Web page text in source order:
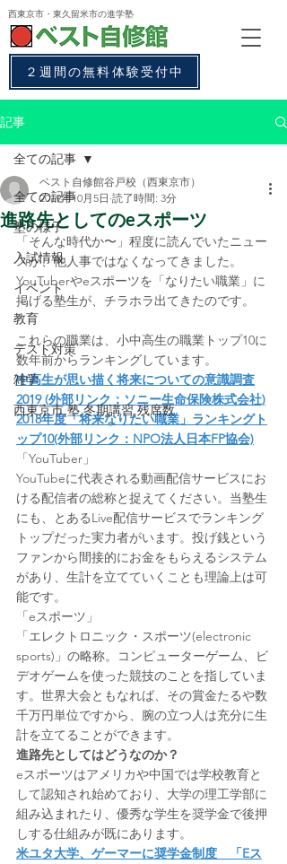
西東京市・東久留米市の進学塾
２週間の無料体験受付中
記事
全ての記事
塾の様子
入試情報
イベント
教育
テスト対策
雑学
西東京市,塾,冬期講習,残席数
全ての記事
進路先としてのeスポーツ
ベスト自修館谷戸校（西東京市）
2019年10月5日 読了時間: 3分
「そんな時代か〜」程度に読んでいたニュー
スが、他人事ではなくなってきました。
YouTuberやeスポーツを「なりたい職業」に
掲げる塾生が、チラホラ出てきたのです。
これらの職業は、小中高生の職業トップ10に
数年前からランキングしています。
中高生が思い描く将来についての意識調査
2019 (外部リンク：ソニー生命保険株式会社)
2018年度「将来なりたい職業」ランキングト
ップ10(外部リンク：NPO法人日本FP協会)
「YouTuber」
YouTubeに代表される動画配信サービスにお
ける配信者の総称と捉えてください。当塾生
にも、とあるLive配信サービスでランキング
トップだった実力者がいます。投げ銭という
ファンから間接的にお金をもらえるシステム
があり、生計を立てていくことも理論上は可
能です。
「eスポーツ」
「エレクトロニック・スポーツ(electronic
sports)」の略称。コンピューターゲーム、ビ
デオゲームを使った競技のことを指していま
す。世界大会ともなれば、その賞金たるや数
千万円単位ですから、腕の立つ人は充分に生
計を立てることができます。
進路先としてはどうなのか？
eスポーツはアメリカや中国では学校教育と
して認知され始めており、大学の理工学部に
組み込まれたり、優秀な学生を奨学金で後押
しする仕組みが既にあります。
米ユタ大学、ゲーマーに奨学金制度　「Eス